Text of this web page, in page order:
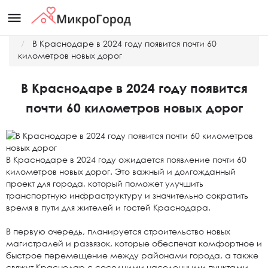
menu
В Краснодаре в 2024 году появится почти 60
километров новых дорог
В Краснодаре в 2024 году появится
почти 60 километров новых дорог
В Краснодаре в 2024 году ожидается появление почти 60
километров новых дорог. Это важный и долгожданный
проект для города, который поможет улучшить
транспортную инфраструктуру и значительно сократить
время в пути для жителей и гостей Краснодара.
В первую очередь, планируется строительство новых
магистралей и развязок, которые обеспечат комфортное и
быстрое перемещение между районами города, а также